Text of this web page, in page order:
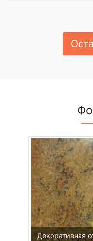
Декоративная